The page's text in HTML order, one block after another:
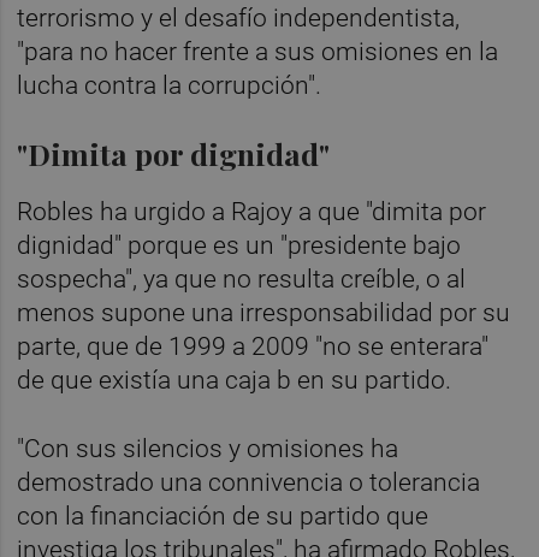
terrorismo y el desafío independentista,
"para no hacer frente a sus omisiones en la
lucha contra la corrupción".
"Dimita por dignidad"
Robles ha urgido a Rajoy a que "dimita por
dignidad" porque es un "presidente bajo
sospecha", ya que no resulta creíble, o al
menos supone una irresponsabilidad por su
parte, que de 1999 a 2009 "no se enterara"
de que existía una caja b en su partido.
"Con sus silencios y omisiones ha
demostrado una connivencia o tolerancia
con la financiación de su partido que
investiga los tribunales", ha afirmado Robles,